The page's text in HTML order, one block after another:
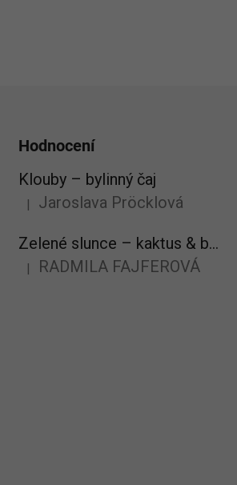
Hodnocení
Klouby –⁠⁠⁠⁠⁠ bylinný čaj
Hodnocení produktu je 5 z 5 hvězdiček.
Jaroslava Pröcklová
Zelené slunce – kaktus & brusinka - zelený čaj
Hodnocení produktu je 5 z 5 hvězdiček.
RADMILA FAJFEROVÁ